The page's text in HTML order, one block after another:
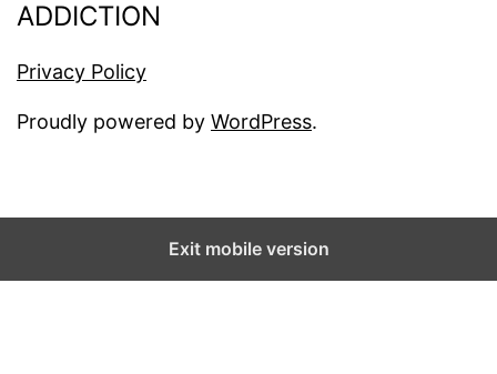
Privacy Policy
Proudly powered by WordPress.
Exit mobile version